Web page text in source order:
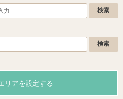
リアを設定する